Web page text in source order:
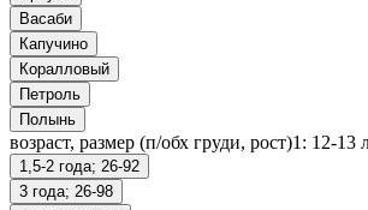
Васаби
Капучино
Коралловый
Петроль
Полынь
возраст, размер (п/обх груди, рост)1: 12-13
1,5-2 года; 26-92
3 года; 26-98